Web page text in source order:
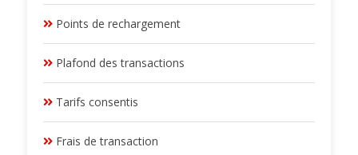
Points de rechargement
Plafond des transactions
Tarifs consentis
Frais de transaction